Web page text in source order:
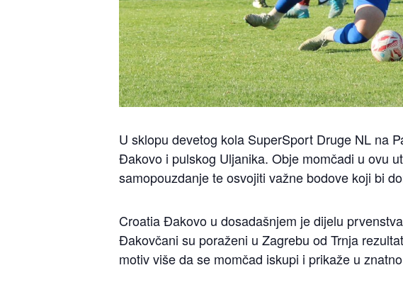
U sklopu devetog kola SuperSport Druge NL na
Đakovo i pulskog Uljanika. Obje momčadi u ovu
samopouzdanje te osvojiti važne bodove koji bi
Croatia Đakovo u dosadašnjem je dijelu
Đakovčani su poraženi u Zagrebu od Trnja
motiv više da se momčad iskupi i prikaže u